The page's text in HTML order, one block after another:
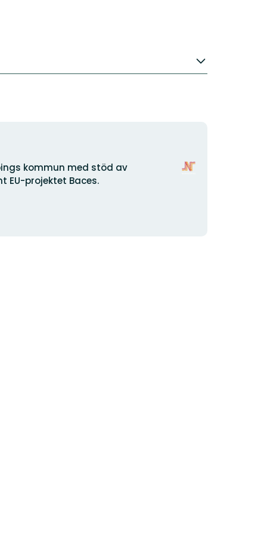
kommun med stöd av
EU-projektet Baces.
Organisationens